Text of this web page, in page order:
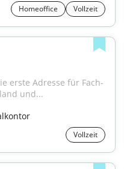
Homeoffice Vollzeit
erste Adresse für Fach-
und...
Vollzeit